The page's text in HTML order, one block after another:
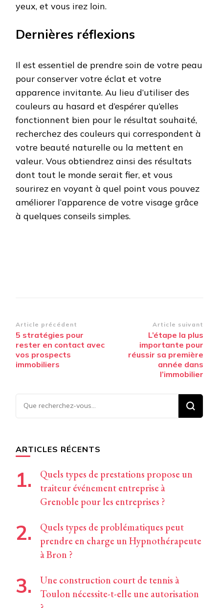
yeux, et vous irez loin.
Dernières réflexions
Il est essentiel de prendre soin de votre peau
pour conserver votre éclat et votre
apparence invitante. Au lieu d’utiliser des
couleurs au hasard et d’espérer qu’elles
fonctionnent bien pour le résultat souhaité,
recherchez des couleurs qui correspondent à
votre beauté naturelle ou la mettent en
valeur. Vous obtiendrez ainsi des résultats
dont tout le monde serait fier, et vous
sourirez en voyant à quel point vous pouvez
améliorer l’apparence de votre visage grâce
à quelques conseils simples.
Navigation
d’article
Article précédent
5 stratégies pour
rester en contact avec
vos prospects
immobiliers
Article suivant
L’étape la plus
importante pour
réussir sa première
année dans
l’immobilier
Vous
recherchiez
ARTICLES RÉCENTS
Quels types de prestations propose un
traiteur événement entreprise à
Grenoble pour les entreprises ?
Quels types de problématiques peut
prendre en charge un Hypnothérapeute
à Bron ?
Une construction court de tennis à
Toulon nécessite-t-elle une autorisation